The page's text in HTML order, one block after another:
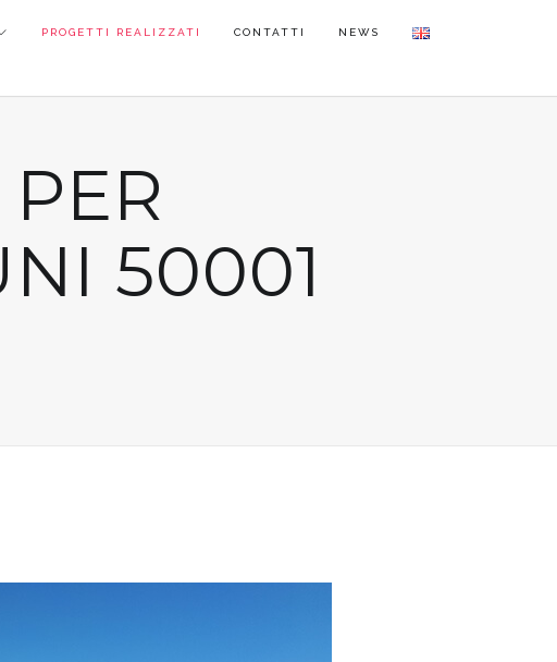
PROGETTI REALIZZATI CONTATTI NEWS
50001